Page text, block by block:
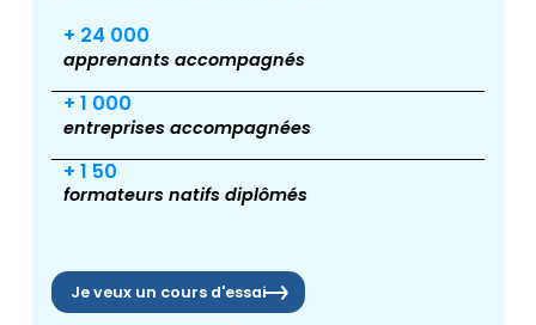
+ 24 000
apprenants accompagnés
+ 1 000
entreprises accompagnées
+ 1 50
formateurs natifs diplômés
Je veux un cours d'essai